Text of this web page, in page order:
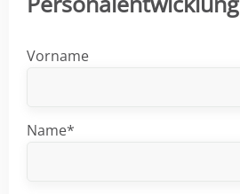
Vorname
Name*